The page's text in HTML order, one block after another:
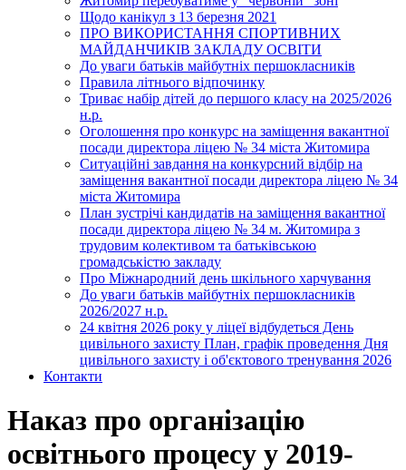
Щодо канікул з 13 березня 2021
ПРО ВИКОРИСТАННЯ СПОРТИВНИХ
МАЙДАНЧИКІВ ЗАКЛАДУ ОСВІТИ
До уваги батьків майбутніх першокласників
Правила літнього відпочинку
Триває набір дітей до першого класу на 2025/2026
н.р.
Оголошення про конкурс на заміщення вакантної
посади директора ліцею № 34 міста Житомира
Ситуаційні завдання на конкурсний відбір на
заміщення вакантної посади директора ліцею № 34
міста Житомира
План зустрічі кандидатів на заміщення вакантної
посади директора ліцею № 34 м. Житомира з
трудовим колективом та батьківською
громадськістю закладу
Про Міжнародний день шкільного харчування
До уваги батьків майбутніх першокласників
2026/2027 н.р.
24 квітня 2026 року у ліцеї відбудеться День
цивільного захисту План, графік проведення Дня
цивільного захисту і об'єктового тренування 2026
Контакти
Наказ про організацію
освітнього процесу у 2019-